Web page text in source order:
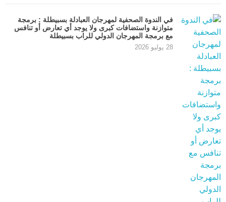
في الندوة الصحفية لمهرجان العبادلة بسبيطلة : برمجة
متوازنة واستضافات كبرى ولا يوجد أي تعارض أو تنافس
مع برمجة المهرجان الدولي للراب بسبيطلة
28 يوليو 2026